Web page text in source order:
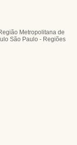
Metropolitana de
São Paulo - Regiões